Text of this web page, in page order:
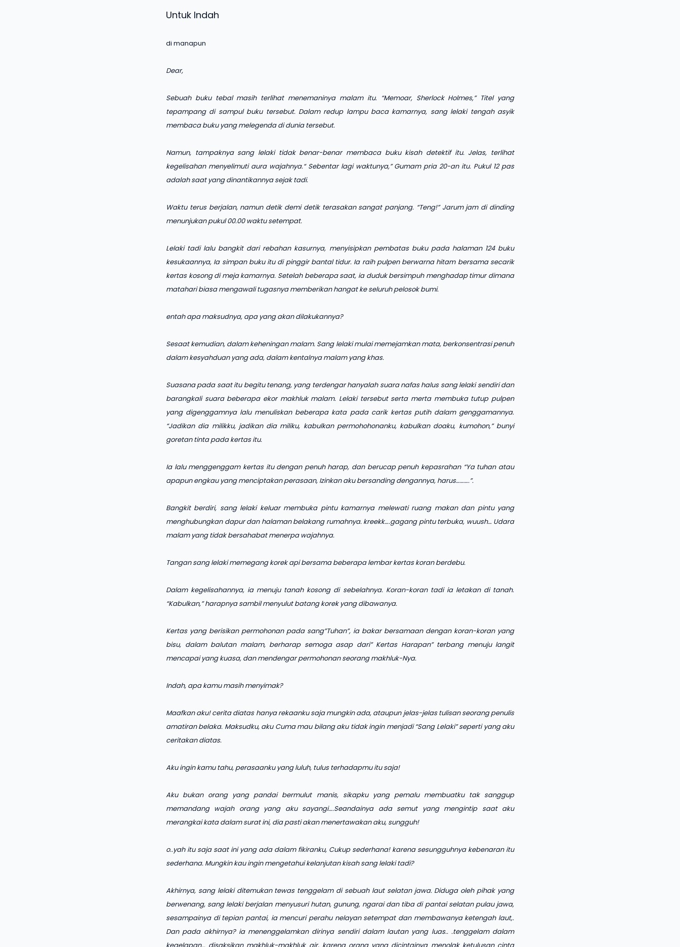
Untuk Indah
di manapun
Dear,
Sebuah buku tebal masih terlihat menemaninya malam itu. “Memoar, Sherlock Holmes,” Titel yang
tepampang di sampul buku tersebut. Dalam redup lampu baca kamarnya, sang lelaki tengah asyik
membaca buku yang melegenda di dunia tersebut.
Namun, tampaknya sang lelaki tidak benar-benar membaca buku kisah detektif itu. Jelas, terlihat
kegelisahan menyelimuti aura wajahnya.“ Sebentar lagi waktunya,” Gumam pria 20-an itu. Pukul 12 pas
adalah saat yang dinantikannya sejak tadi.
Waktu terus berjalan, namun detik demi detik terasakan sangat panjang. “Teng!” Jarum jam di dinding
menunjukan pukul 00.00 waktu setempat.
Lelaki tadi lalu bangkit dari rebahan kasurnya, menyisipkan pembatas buku pada halaman 124 buku
kesukaannya, Ia simpan buku itu di pinggir bantal tidur. Ia raih pulpen berwarna hitam bersama secarik
kertas kosong di meja kamarnya. Setelah beberapa saat, ia duduk bersimpuh menghadap timur dimana
matahari biasa mengawali tugasnya memberikan hangat ke seluruh pelosok bumi.
entah apa maksudnya, apa yang akan dilakukannya?
Sesaat kemudian, dalam keheningan malam. Sang lelaki mulai memejamkan mata, berkonsentrasi penuh
dalam kesyahduan yang ada, dalam kentalnya malam yang khas.
Suasana pada saat itu begitu tenang, yang terdengar hanyalah suara nafas halus sang lelaki sendiri dan
barangkali suara beberapa ekor makhluk malam. Lelaki tersebut serta merta membuka tutup pulpen
yang digenggamnya lalu menuliskan beberapa kata pada carik kertas putih dalam genggamannya.
“Jadikan dia milikku, jadikan dia miliku, kabulkan permohohonanku, kabulkan doaku, kumohon,” bunyi
goretan tinta pada kertas itu.
Ia lalu menggenggam kertas itu dengan penuh harap, dan berucap penuh kepasrahan “Ya tuhan atau
apapun engkau yang menciptakan perasaan, Izinkan aku bersanding dengannya, harus……….”.
Bangkit berdiri, sang lelaki keluar membuka pintu kamarnya melewati ruang makan dan pintu yang
menghubungkan dapur dan halaman belakang rumahnya. kreekk….gagang pintu terbuka, wuush… Udara
malam yang tidak bersahabat menerpa wajahnya.
Tangan sang lelaki memegang korek api bersama beberapa lembar kertas koran berdebu.
Dalam kegelisahannya, ia menuju tanah kosong di sebelahnya. Koran-koran tadi ia letakan di tanah.
“Kabulkan,” harapnya sambil menyulut batang korek yang dibawanya.
Kertas yang berisikan permohonan pada sang”Tuhan”, ia bakar bersamaan dengan koran-koran yang
bisu, dalam balutan malam, berharap semoga asap dari” Kertas Harapan” terbang menuju langit
mencapai yang kuasa, dan mendengar permohonan seorang makhluk-Nya.
Indah, apa kamu masih menyimak?
Maafkan aku! cerita diatas hanya rekaanku saja mungkin ada, ataupun jelas-jelas tulisan seorang penulis
amatiran belaka. Maksudku, aku Cuma mau bilang aku tidak ingin menjadi “Sang Lelaki” seperti yang aku
ceritakan diatas.
Aku ingin kamu tahu, perasaanku yang luluh, tulus terhadapmu itu saja!
Aku bukan orang yang pandai bermulut manis, sikapku yang pemalu membuatku tak sanggup
memandang wajah orang yang aku sayangi….Seandainya ada semut yang mengintip saat aku
merangkai kata dalam surat ini, dia pasti akan menertawakan aku, sungguh!
o..yah itu saja saat ini yang ada dalam fikiranku, Cukup sederhana! karena sesungguhnya kebenaran itu
sederhana. Mungkin kau ingin mengetahui kelanjutan kisah sang lelaki tadi?
Akhirnya, sang lelaki ditemukan tewas tenggelam di sebuah laut selatan jawa. Diduga oleh pihak yang
berwenang, sang lelaki berjalan menyusuri hutan, gunung, ngarai dan tiba di pantai selatan pulau jawa,
sesampainya di tepian pantai, ia mencuri perahu nelayan setempat dan membawanya ketengah laut,.
Dan pada akhirnya? ia menenggelamkan dirinya sendiri dalam lautan yang luas.. .tenggelam dalam